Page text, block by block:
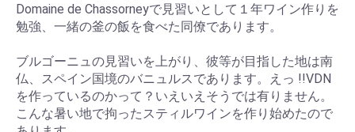
Domaine de Chassorneyで見習いとして１年ワイン作りを
勉強、一緒の釜の飯を食べた同僚であります。
ブルゴーニュの見習いを上がり、彼等が目指した地は南
仏、スペイン国境のバニュルスであります。えっ !!VDN
を作っているのかって？いえいえそうでは有りません。
こんな暑い地で拘ったスティルワインを作り始めたので